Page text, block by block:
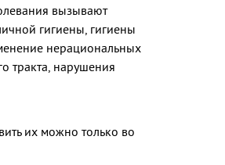
вызывают
гигиены, гигиены
нерациональных
тракта, нарушения
их можно только во